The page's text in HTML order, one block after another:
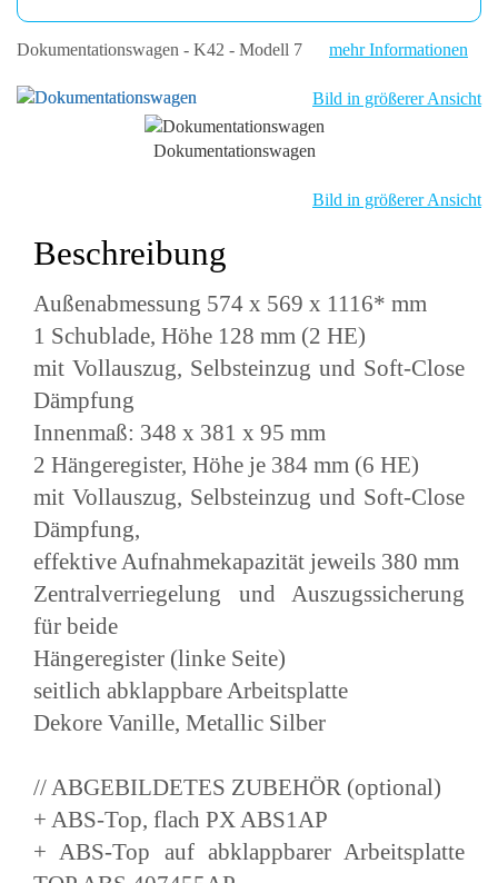
Dokumentationswagen - K42 - Modell 7 mehr Informationen
Bild in größerer Ansicht
Dokumentationswagen
Bild in größerer Ansicht
Beschreibung
Außenabmessung 574 x 569 x 1116* mm
1 Schublade, Höhe 128 mm (2 HE)
mit Vollauszug, Selbsteinzug und Soft-Close
Dämpfung
Innenmaß: 348 x 381 x 95 mm
2 Hängeregister, Höhe je 384 mm (6 HE)
mit Vollauszug, Selbsteinzug und Soft-Close
Dämpfung,
effektive Aufnahmekapazität jeweils 380 mm
Zentralverriegelung und Auszugssicherung
für beide
Hängeregister (linke Seite)
seitlich abklappbare Arbeitsplatte
Dekore Vanille, Metallic Silber
// ABGEBILDETES ZUBEHÖR (optional)
+ ABS-Top, flach PX ABS1AP
+ ABS-Top auf abklappbarer Arbeitsplatte